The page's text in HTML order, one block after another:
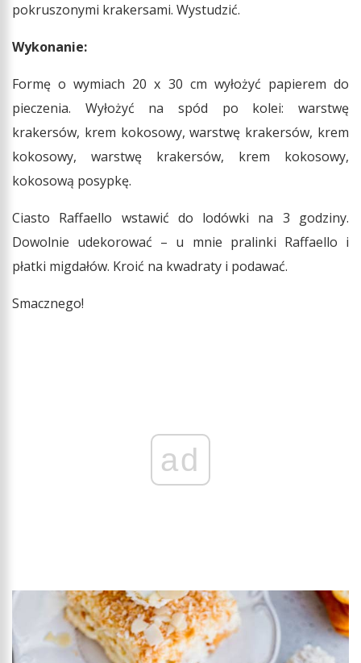
pokruszonymi krakersami. Wystudzić.
Wykonanie:
Formę o wymiach 20 x 30 cm wyłożyć papierem do
pieczenia. Wyłożyć na spód po kolei: warstwę
krakersów, krem kokosowy, warstwę krakersów, krem
kokosowy, warstwę krakersów, krem kokosowy,
kokosową posypkę.
Ciasto Raffaello wstawić do lodówki na 3 godziny.
Dowolnie udekorować – u mnie pralinki Raffaello i
płatki migdałów. Kroić na kwadraty i podawać.
Smacznego!
ad